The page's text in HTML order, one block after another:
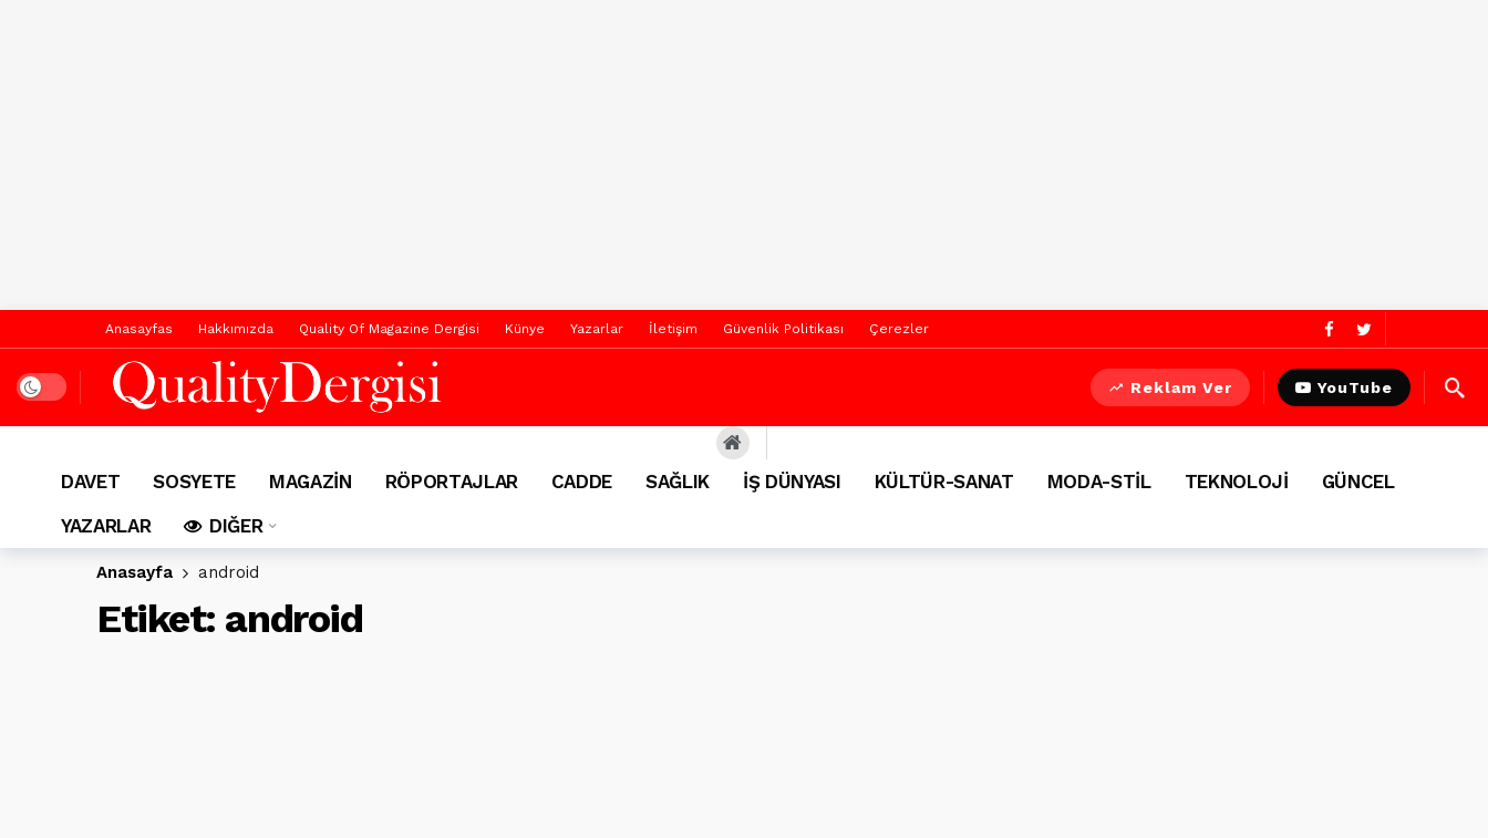
Anasayfas Hakkımızda Quality Of Magazine Dergisi Künye Yazarlar İletişim Güvenlik Politikası Çerezler
Dark mode Reklam Ver YouTube
DAVET SOSYETE MAGAZİN RÖPORTAJLAR CADDE SAĞLIK İŞ DÜNYASI KÜLTÜR-SANAT MODA-STİL TEKNOLOJİ
GÜNCEL
YAZARLAR
DIĞER
Anasayfa android
Etiket: android